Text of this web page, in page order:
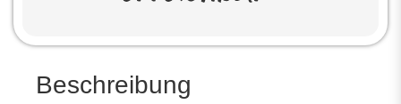
Beschreibung